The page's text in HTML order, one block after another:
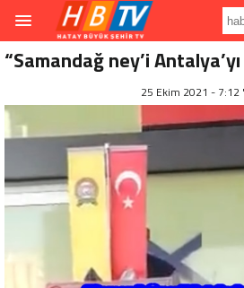
“Samandağ ney’i
25 Ekim 2021 -